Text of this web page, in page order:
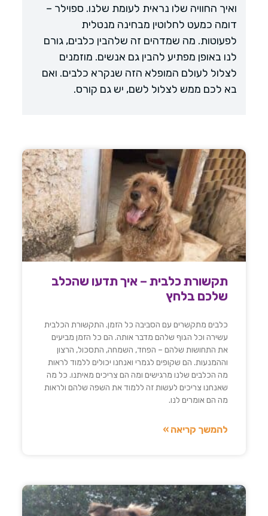
ואיך החוויה שלו נראית לעומת שלנו. ספוילר –
דומה כמעט לחלוטין מבחינה מנטלית
לפעוטות. מה שמדהים זה שלהבין כלבים, גורם
לנו באופן מפתיע להבין גם אנשים. מוזמנים
לצלול לעולם המופלא הזה שנקרא כלבים. ואם
בא לכם ממש לצלול לשם, יש גם קורס.
תקשורת כלבית – איך תדעו שהכלב
שלכם בלחץ
כלבים מתקשרים עם הסביבה כל הזמן. התקשורת הכלבית
עשירה וכל הגוף שלהם מדבר אותה. הם כל הזמן מביעים
את התחושות שלהם – הפחד, השמחה, התסכול, הרצון
וההמנעות. הם שקופים לגמרי ואנחנו יכולים ללמוד לראות
מה הכלבים שלנו מרגישים ומה הם צריכים מאיתנו. כל מה
שאנחנו צריכים לעשות זה ללמוד את השפה שלהם ולראות
מה הם אומרים לנו.
להמשך קריאה »